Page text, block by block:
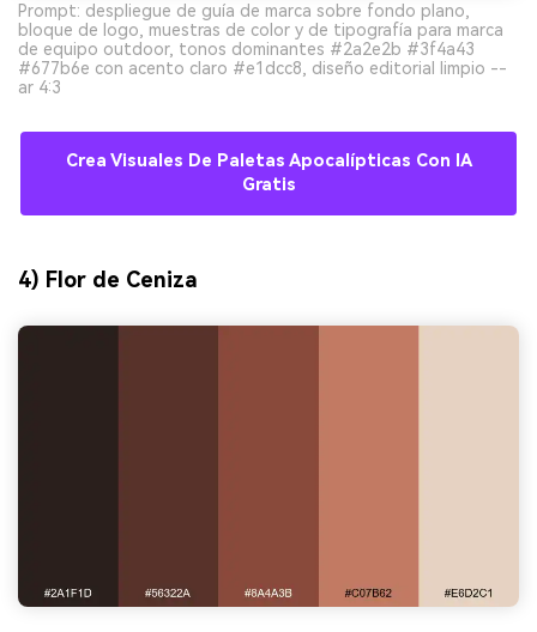
Prompt: despliegue de guía de marca sobre fondo plano,
bloque de logo, muestras de color y de tipografía para marca
de equipo outdoor, tonos dominantes #2a2e2b #3f4a43
#677b6e con acento claro #e1dcc8, diseño editorial limpio --
ar 4:3
Crea Visuales De Paletas Apocalípticas Con IA
Gratis
4) Flor de Ceniza